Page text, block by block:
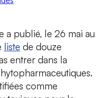
a publié, le 26 mai au
liste de douze
entrer dans la
comme